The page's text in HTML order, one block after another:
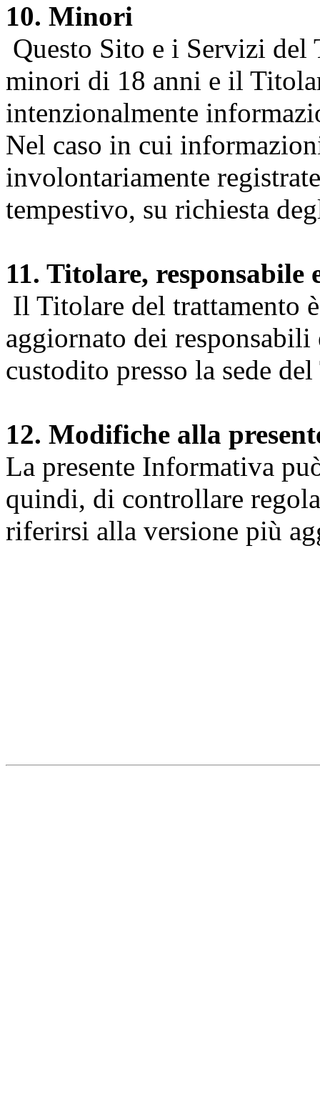
10. Minori
Questo Sito e i Servizi del
minori di 18 anni e il
intenzionalmente
Nel caso in cui
involontariamente
tempestivo, su richiesta
11. Titolare, responsabile
Il Titolare del trattamento
aggiornato dei
custodito presso la sede
12. Modifiche alla
La presente Informativa
quindi, di controllare
riferirsi alla versione più